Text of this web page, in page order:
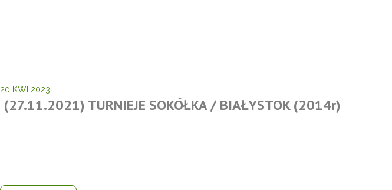
20 KWI 2023
(27.11.2021) TURNIEJE SOKÓŁKA / BIAŁYSTOK (2014r)